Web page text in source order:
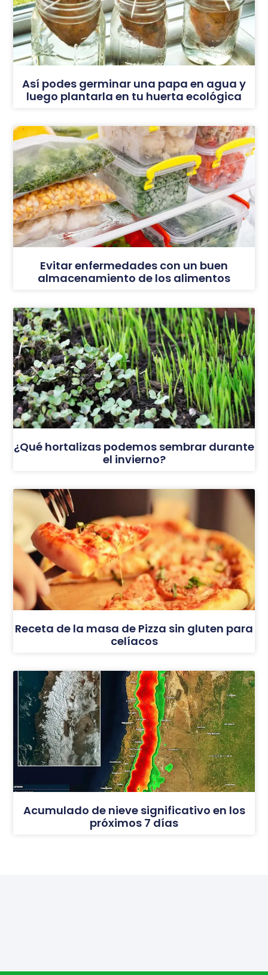
Así podes germinar una papa en agua y
luego plantarla en tu huerta ecológica
Evitar enfermedades con un buen
almacenamiento de los alimentos
¿Qué hortalizas podemos sembrar durante
el invierno?
Receta de la masa de Pizza sin gluten para
celíacos
Acumulado de nieve significativo en los
próximos 7 días